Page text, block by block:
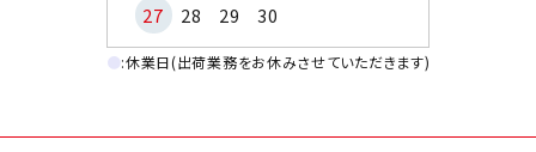
27
28 29 30
●:休業日(出荷業務をお休みさせていただきます)